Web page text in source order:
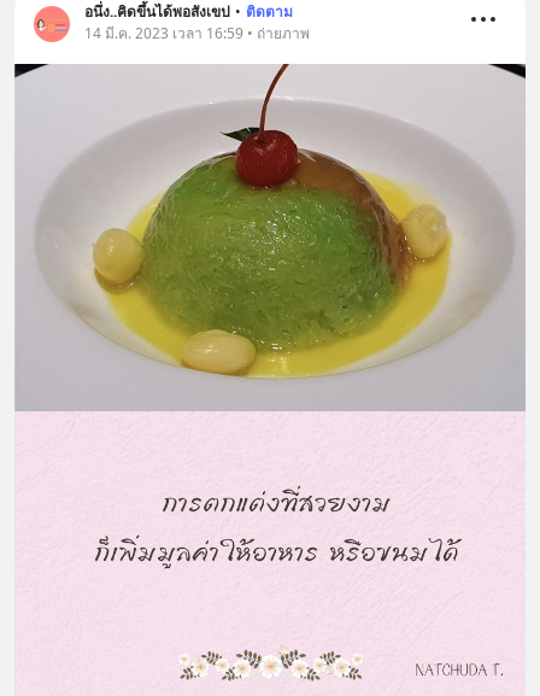
อนึ่ง..คิดขึ้นได้พอสังเขป • ติดตาม
14 มี.ค. 2023 เวลา 16:59 • ถ่ายภาพ